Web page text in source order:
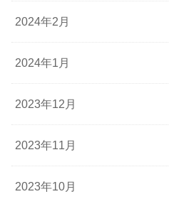
2024年2月
2024年1月
2023年12月
2023年11月
2023年10月